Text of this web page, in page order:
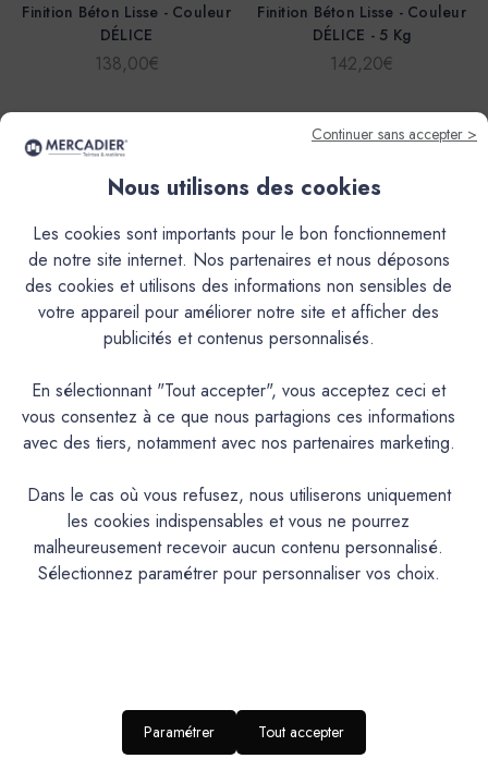
Finition Béton Lisse - Couleur
DÉLICE
138,00€
Finition Béton Lisse - Couleur
DÉLICE - 5 Kg
142,20€
Peinture Mercadier - La
Spéciale - Satin à brillant -
Couleur DÉLICE - 2,5L
Peinture Mercadier - La
Spéciale - Satin à brillant -
Couleur DÉLICE - 1L
Continuer sans accepter >
Nous utilisons des cookies
Les cookies sont importants pour le bon fonctionnement
de notre site internet. Nos partenaires et nous déposons
des cookies et utilisons des informations non sensibles de
votre appareil pour améliorer notre site et afficher des
publicités et contenus personnalisés.
En sélectionnant "Tout accepter", vous acceptez ceci et
vous consentez à ce que nous partagions ces informations
avec des tiers, notamment avec nos partenaires marketing.
Dans le cas où vous refusez, nous utiliserons uniquement
les cookies indispensables et vous ne pourrez
malheureusement recevoir aucun contenu personnalisé.
Sélectionnez paramétrer pour personnaliser vos choix.
Paramétrer Tout accepter